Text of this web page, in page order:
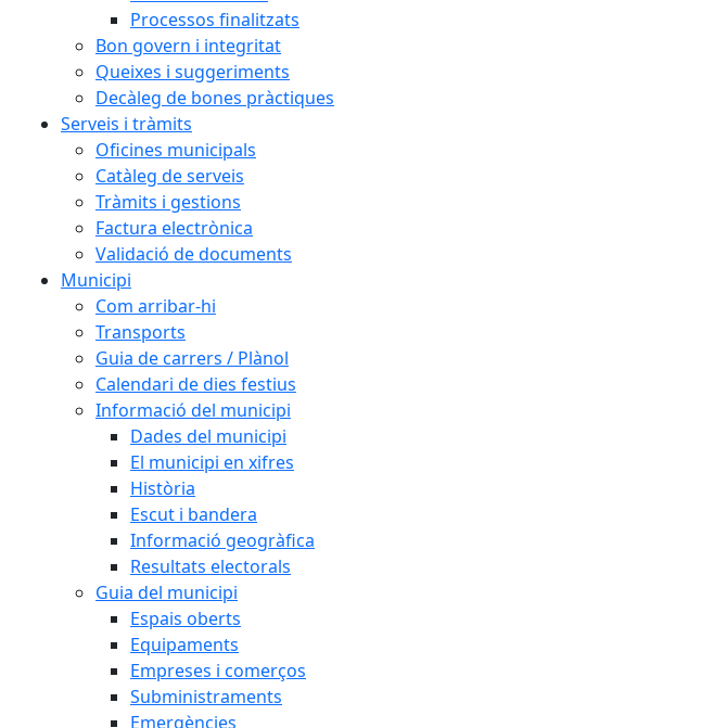
Processos finalitzats
Bon govern i integritat
Queixes i suggeriments
Decàleg de bones pràctiques
Serveis i tràmits
Oficines municipals
Catàleg de serveis
Tràmits i gestions
Factura electrònica
Validació de documents
Municipi
Com arribar-hi
Transports
Guia de carrers / Plànol
Calendari de dies festius
Informació del municipi
Dades del municipi
El municipi en xifres
Història
Escut i bandera
Informació geogràfica
Resultats electorals
Guia del municipi
Espais oberts
Equipaments
Empreses i comerços
Subministraments
Emergències